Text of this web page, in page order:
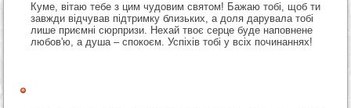
Куме, вітаю тебе з цим чудовим святом! Бажаю тобі, щоб ти
завжди відчував підтримку близьких, а доля дарувала тобі
лише приємні сюрпризи. Нехай твоє серце буде наповнене
любов'ю, а душа – спокоєм. Успіхів тобі у всіх починаннях!